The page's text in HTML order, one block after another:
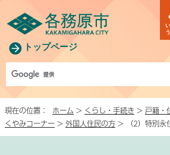
トップページ
現在の位置： ホーム > くらし・手続き > 戸籍・
くやみコーナー > 外国人住民の方 > （2）特別永